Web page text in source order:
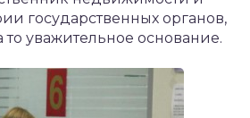
государственных органов,
уважительное основание.